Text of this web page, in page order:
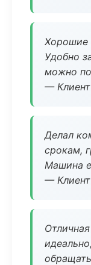
Хорошие
Удобно
можно
—
Делал
срокам,
Машина
—